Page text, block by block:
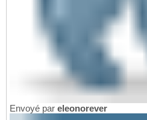
Envoyé par eleonorever